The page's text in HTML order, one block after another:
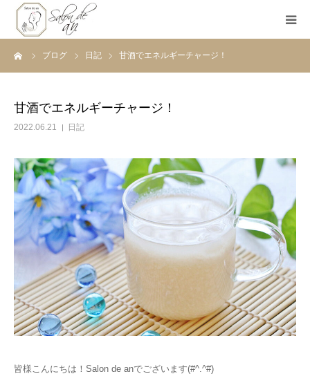
ブログ 日記 甘酒でエネルギーチャージ！
甘酒でエネルギーチャージ！
2022.06.21 日記
皆様こんにちは！Salon de anでございます(#^.^#)
ホーム
初めての方へ
Before＆After
ご予約
ブログ
お知らせ
アクセス